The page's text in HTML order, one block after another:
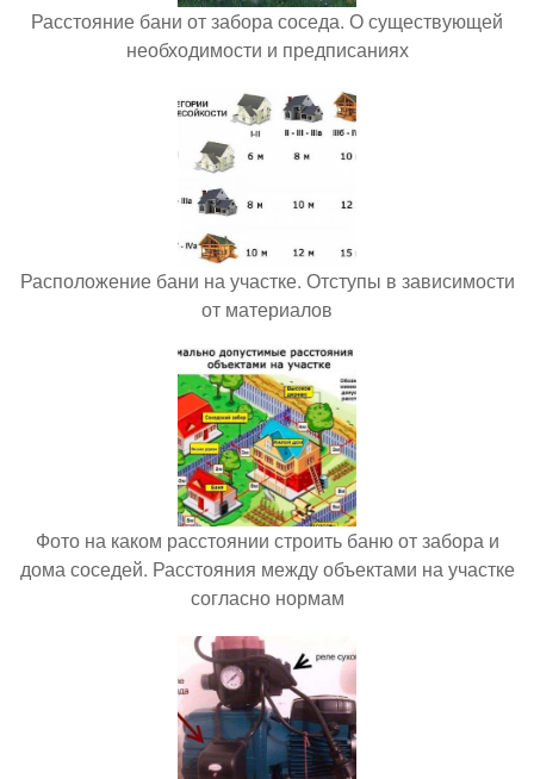
Расстояние бани от забора соседа. О существующей
необходимости и предписаниях
Расположение бани на участке. Отступы в зависимости
от материалов
Фото на каком расстоянии строить баню от забора и
дома соседей. Расстояния между объектами на участке
согласно нормам